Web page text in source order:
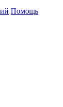
Помощь